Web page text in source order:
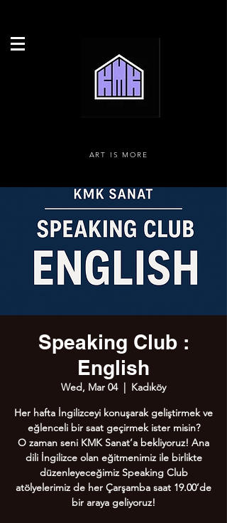
ART IS MORE
Speaking Club :
English
Wed, Mar 04
  |
Kadıköy
Her hafta İngilizceyi konuşarak geliştirmek ve
eğlenceli bir saat geçirmek ister misin?
O zaman seni KMK Sanat’a bekliyoruz! Ana
dili İngilizce olan eğitmenimiz ile birlikte
düzenleyeceğimiz Speaking Club
atölyelerimiz de her Çarşamba saat 19.00’de
bir araya geliyoruz!